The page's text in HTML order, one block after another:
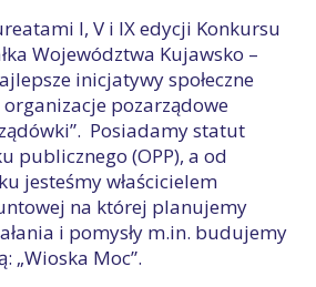
I, V i IX edycji Konkursu
Województwa Kujawsko –
inicjatywy społeczne
pozarządowe
Posiadamy statut
publicznego (OPP), a od
jesteśmy właścicielem
na której planujemy
i pomysły m.in. budujemy
„Wioska Moc”.